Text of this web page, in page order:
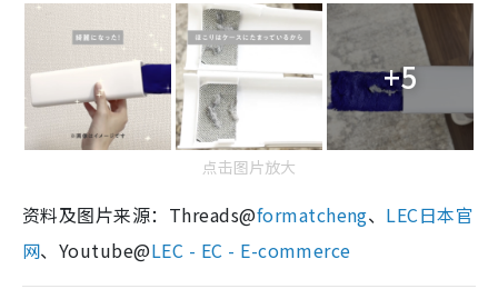
+5
点击图片放大
资料及图片来源：Threads@formatcheng、 LEC日本官
网、Youtube@LEC - EC - E-commerce